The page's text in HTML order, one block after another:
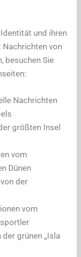
und ihren
Nachrichten von
besuchen Sie
Nachrichten
größten Insel
vom
Dünen
der
vom
grünen „Isla